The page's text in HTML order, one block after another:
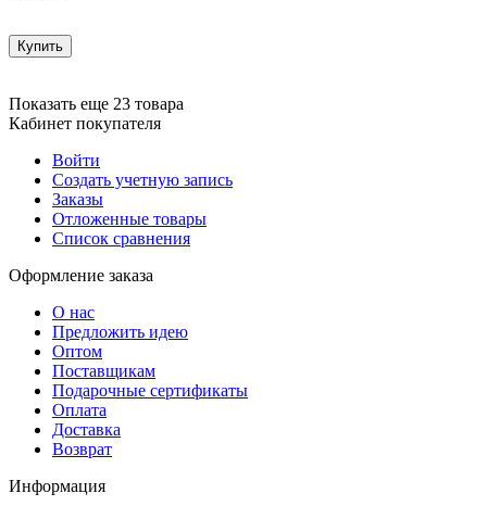
Купить
Показать еще 23 товара
Кабинет покупателя
Войти
Создать учетную запись
Заказы
Отложенные товары
Список сравнения
Оформление заказа
О нас
Предложить идею
Оптом
Поставщикам
Подарочные сертификаты
Оплата
Доставка
Возврат
Информация